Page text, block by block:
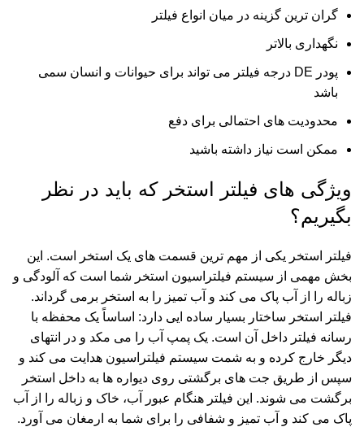
گران ترین گزینه در میان انواع فیلتر
نگهداری بالاتر
پودر DE درجه فیلتر می تواند برای حیوانات و انسان سمی
باشد
محدودیت های احتمالی برای دفع
ممکن است نیاز داشته باشید
ویژگی های فیلتر استخر که باید در نظر
بگیریم؟
فیلتر استخر یکی از مهم ترین قسمت های یک استخر است. این
بخش مهمی از سیستم فیلتراسیون استخر شما است که آلودگی و
زباله را از آب پاک می کند و آب تمیز را به استخر برمی گرداند.
فیلتر استخر ساختار بسیار ساده ایی دارد: اساساً یک محفظه با
رسانه فیلتر داخل آن است. یک پمپ آب را می مکد و در انتهای
دیگر خارج کرده و به شمت سیستم فیلتراسیون هدایت می کند و
سپس از طریق جت های برگشتی روی دیواره ها به داخل استخر
برگشت می شوند. این فیلتر هنگام عبور آب، خاک و زباله را از آب
پاک می کند و آب تمیز و شفافی را برای شما به ارمغان می آورد.